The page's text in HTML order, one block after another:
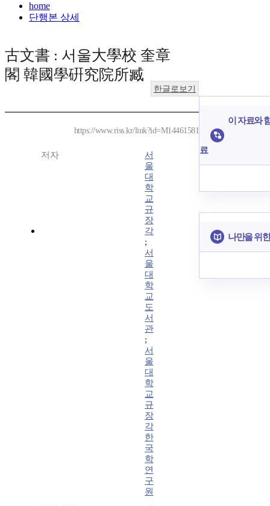
home
단행본 상세
古文書 : 서울大學校 奎章
閣 韓國學硏究院所臧
한글로보기
https://www.riss.kr/link?id=M14461581
저자
서
울
대
학
교
규
장
각
;
서
울
대
학
교
도
서
관
;
서
울
대
학
교
규
장
각
한
국
학
연
구
원
이 자료와
료
나만을 위